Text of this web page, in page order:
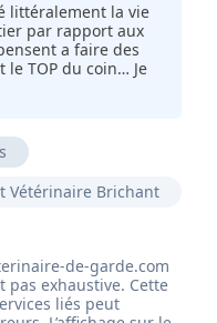
littéralement la vie
par rapport aux
a faire des
TOP du coin… Je
ai eu besoin.
vous donner des
Vétérinaire Brichant